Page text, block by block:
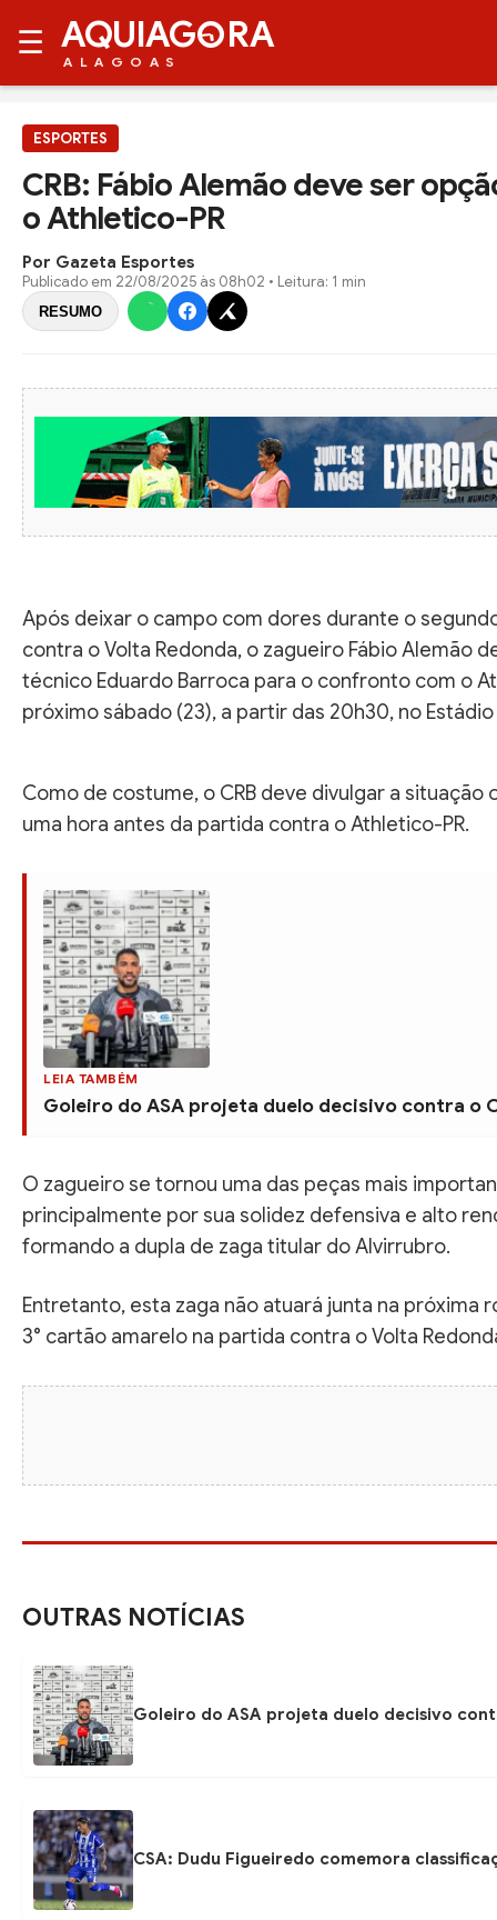
☰ AQUIAG RA
ALAGOAS
ESPORTES
CRB: Fábio Alemão deve ser
o Athletico-PR
Por Gazeta Esportes
Publicado em 22/08/2025 às 08h02 • Leitura: 1 min
RESUMO
Após deixar o campo com dores durante o
contra o Volta Redonda, o zagueiro Fábio Alemão
técnico Eduardo Barroca para o confronto com o
próximo sábado (23), a partir das 20h30, no Estádio
Como de costume, o CRB deve divulgar a situação
uma hora antes da partida contra o Athletico-PR.
LEIA TAMBÉM
Goleiro do ASA projeta duelo decisivo contra o
O zagueiro se tornou uma das peças mais
principalmente por sua solidez defensiva e alto
formando a dupla de zaga titular do Alvirrubro.
Entretanto, esta zaga não atuará junta na próxima
3° cartão amarelo na partida contra o Volta
OUTRAS NOTÍCIAS
Goleiro do ASA projeta duelo decisivo
CSA: Dudu Figueiredo comemora